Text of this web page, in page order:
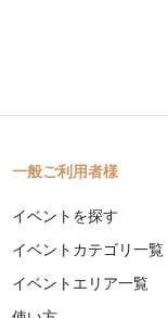
一般ご利用者様
イベントを探す
イベントカテゴリ一覧
イベントエリア一覧